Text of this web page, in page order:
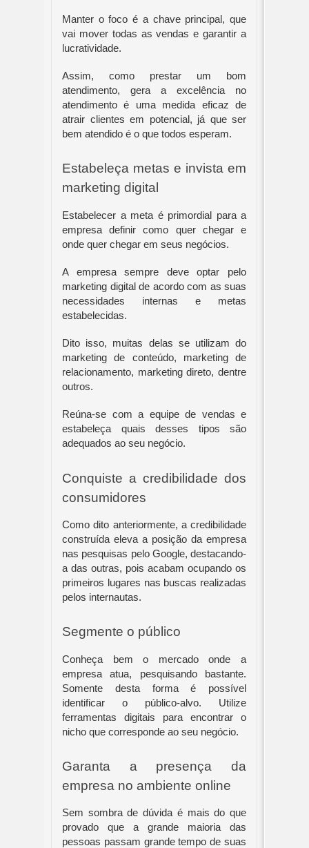
Manter o foco é a chave principal, que
vai mover todas as vendas e garantir a
lucratividade.
Assim, como prestar um bom
atendimento, gera a excelência no
atendimento é uma medida eficaz de
atrair clientes em potencial, já que ser
bem atendido é o que todos esperam.
Estabeleça metas e invista em
marketing digital
Estabelecer a meta é primordial para a
empresa definir como quer chegar e
onde quer chegar em seus negócios.
A empresa sempre deve optar pelo
marketing digital de acordo com as suas
necessidades internas e metas
estabelecidas.
Dito isso, muitas delas se utilizam do
marketing de conteúdo, marketing de
relacionamento, marketing direto, dentre
outros.
Reúna-se com a equipe de vendas e
estabeleça quais desses tipos são
adequados ao seu negócio.
Conquiste a credibilidade dos
consumidores
Como dito anteriormente, a credibilidade
construída eleva a posição da empresa
nas pesquisas pelo Google, destacando-
a das outras, pois acabam ocupando os
primeiros lugares nas buscas realizadas
pelos internautas.
Segmente o público
Conheça bem o mercado onde a
empresa atua, pesquisando bastante.
Somente desta forma é possível
identificar o público-alvo. Utilize
ferramentas digitais para encontrar o
nicho que corresponde ao seu negócio.
Garanta a presença da
empresa no ambiente online
Sem sombra de dúvida é mais do que
provado que a grande maioria das
pessoas passam grande tempo de suas